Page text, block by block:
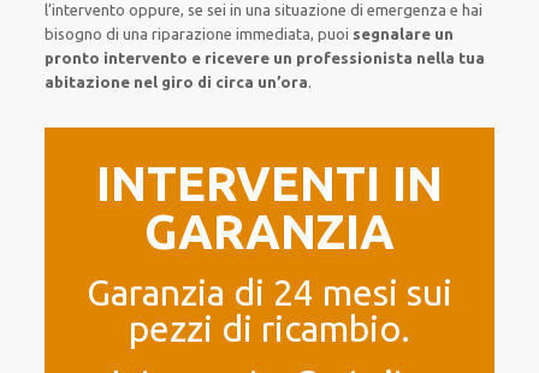
l’intervento oppure, se sei in una situazione di emergenza e hai
bisogno diuna riparazione immediata, puoi segnalare un
pronto intervento e ricevere un professionista nella tua
abitazione nel giro di circa un’ora.
INTERVENTI IN
GARANZIA
Garanzia di 24 mesi sui
pezzi di ricambio.